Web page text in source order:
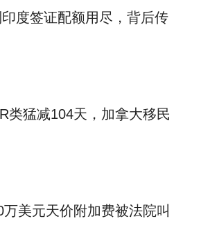
度签证配额用尽，背后传
类猛减104天，加拿大移民
美元天价附加费被法院叫